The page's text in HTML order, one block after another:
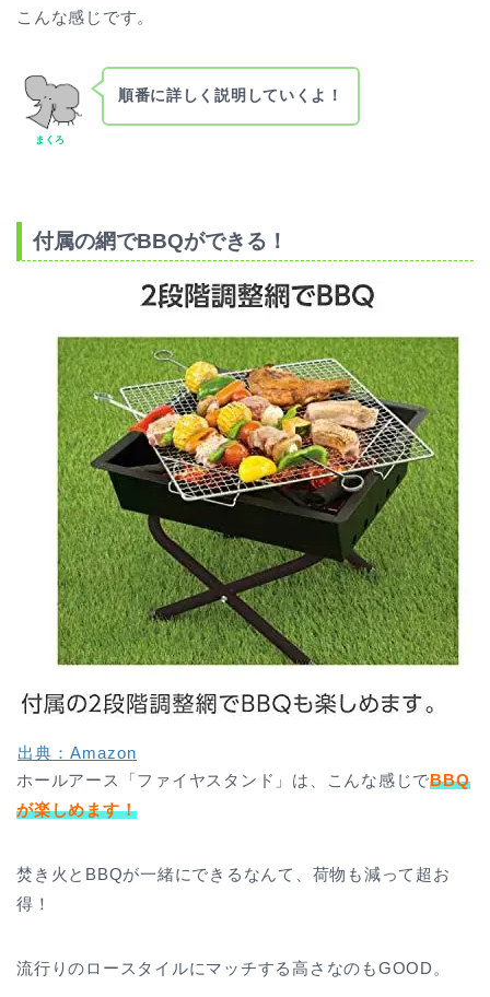
こんな感じです。
まくろ
順番に詳しく説明していくよ！
付属の網でBBQができる！
出典：Amazon
ホールアース「ファイヤスタンド」は、こんな感じでBBQ
が楽しめます！
焚き火とBBQが一緒にできるなんて、荷物も減って超お
得！
流行りのロースタイルにマッチする高さなのもGOOD。